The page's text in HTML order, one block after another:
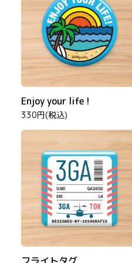
Enjoy your life !
330円(税込)